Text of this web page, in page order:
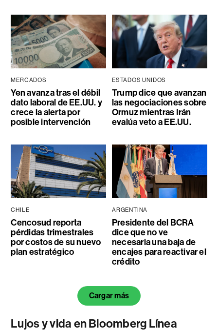
MERCADOS
Yen avanza tras el débil
dato laboral de EE.UU. y
crece la alerta por
posible intervención
ESTADOS UNIDOS
Trump dice que avanzan
las negociaciones sobre
Ormuz mientras Irán
evalúa veto a EE.UU.
CHILE
Cencosud reporta
pérdidas trimestrales
por costos de su nuevo
plan estratégico
ARGENTINA
Presidente del BCRA
dice que no ve
necesaria una baja de
encajes para reactivar el
crédito
Cargar más
Lujos y vida en Bloomberg Línea